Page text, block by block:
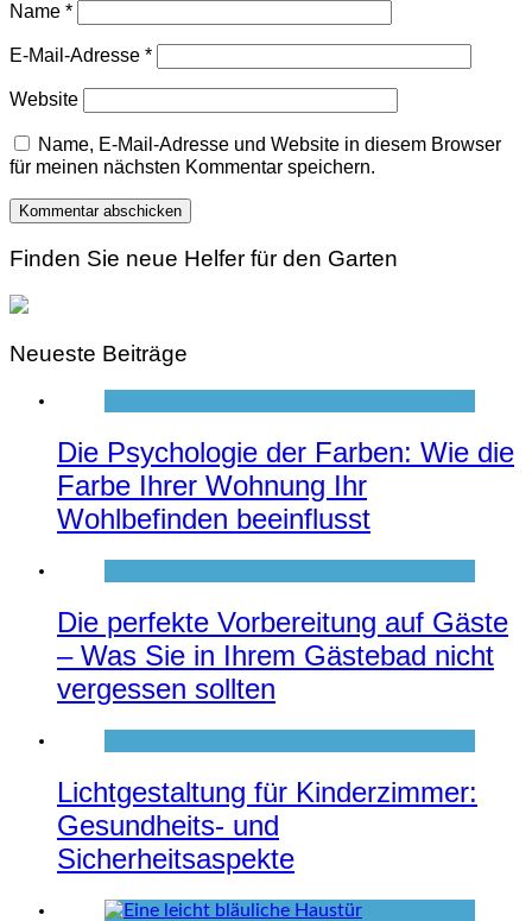
Name *
E-Mail-Adresse *
Website
Name, E-Mail-Adresse und Website in diesem Browser
für meinen nächsten Kommentar speichern.
Finden Sie neue Helfer für den Garten
Neueste Beiträge
Die Psychologie der Farben: Wie die
Farbe Ihrer Wohnung Ihr
Wohlbefinden beeinflusst
Die perfekte Vorbereitung auf Gäste
– Was Sie in Ihrem Gästebad nicht
vergessen sollten
Lichtgestaltung für Kinderzimmer:
Gesundheits- und
Sicherheitsaspekte